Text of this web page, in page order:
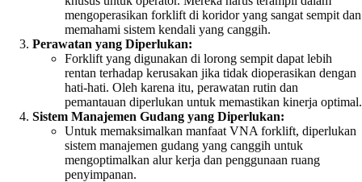
mengoperasikan forklift di koridor yang sangat sempit dan
memahami sistem kendali yang canggih.
Perawatan yang Diperlukan:
Forklift yang digunakan di lorong sempit dapat lebih
rentan terhadap kerusakan jika tidak dioperasikan dengan
hati-hati. Oleh karena itu, perawatan rutin dan
pemantauan diperlukan untuk memastikan kinerja optimal.
Sistem Manajemen Gudang yang Diperlukan:
Untuk memaksimalkan manfaat VNA forklift, diperlukan
sistem manajemen gudang yang canggih untuk
mengoptimalkan alur kerja dan penggunaan ruang
penyimpanan.